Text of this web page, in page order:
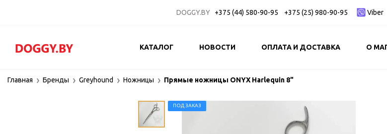
DOGGY.BY +375 (44) 580-90-95 +375 (25) 980-90-95 Viber
КАТАЛОГ НОВОСТИ ОПЛАТА И ДОСТАВКА О
Главная Бренды Greyhound Ножницы Прямые ножницы ONYX Harlequin 8"
ПОД ЗАКАЗ